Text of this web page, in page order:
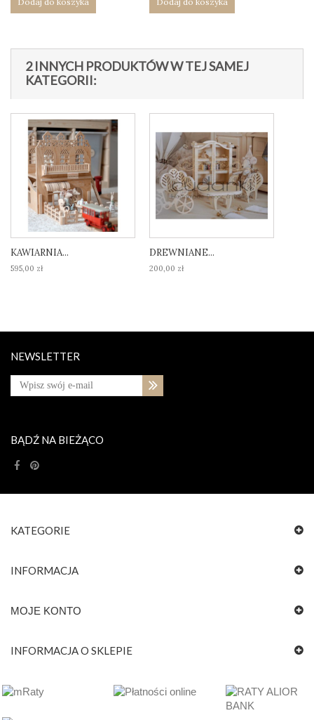
2 INNYCH PRODUKTÓW W TEJ SAMEJ
KATEGORII:
KAWIARNIA...
595,00 zł
DREWNIANE...
200,00 zł
NEWSLETTER
BĄDŹ NA BIEŻĄCO
KATEGORIE
INFORMACJA
MOJE KONTO
INFORMACJA O SKLEPIE